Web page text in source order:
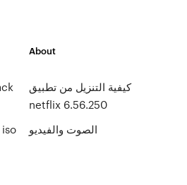
About
كيفية التنزيل من تطبيق
netflix 6.56.250
الصوت والفيديو